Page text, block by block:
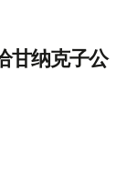
甘纳克子公